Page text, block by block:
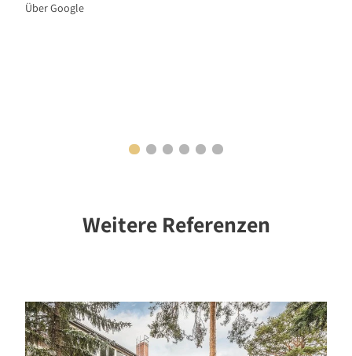
Über Google
Weitere Referenzen